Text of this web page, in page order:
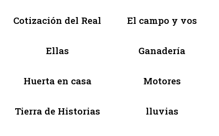
Cotización del Real El campo y vos
Ellas Ganadería
Huerta en casa Motores
Tierra de Historias lluvias